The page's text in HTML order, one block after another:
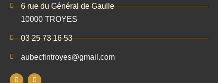
6 rue du Général de Gaulle
10000 TROYES
03 25 73 16 53
aubecfintroyes@gmail.com